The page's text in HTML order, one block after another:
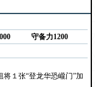
守备力1200
１张“登龙华恐巄门”加